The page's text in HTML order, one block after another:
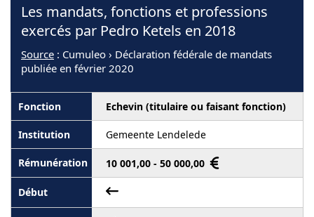
Les mandats, fonctions et professions
exercés par Pedro Ketels en 2018
Source : Cumuleo › Déclaration fédérale de mandats
publiée en février 2020
Echevin (titulaire ou faisant fonction)
Gemeente Lendelede
10 001,00 - 50 000,00